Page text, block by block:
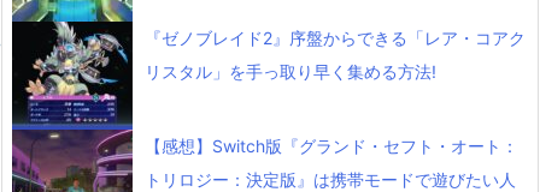
『ゼノブレイド2』序盤からできる「レア・コアク
リスタル」を手っ取り早く集める方法!
【感想】Switch版『グランド・セフト・オート：
トリロジー：決定版』は携帯モードで遊びたい人